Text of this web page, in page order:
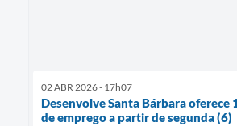
02 ABR 2026 - 17h07
Desenvolve Santa Bárbara oferece
de emprego a partir de segunda (6)